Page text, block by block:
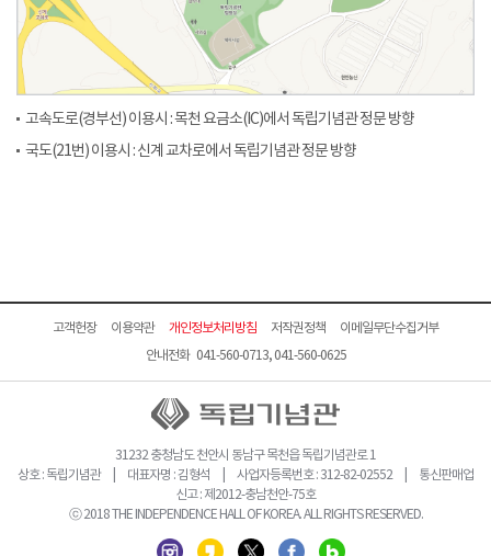
고속도로(경부선) 이용시 : 목천 요금소(IC)에서 독립기념관 정문 방향
국도(21번) 이용시 : 신계 교차로에서 독립기념관 정문 방향
고객헌장 이용약관 개인정보처리방침 저작권정책
이메일무단수집거부
안내전화 041-560-0713, 041-560-0625
31232 충청남도 천안시 동남구 목천읍 독립기념관로 1
상호 : 독립기념관 | 대표자명 : 김형석 | 사업자등록번호 : 312-82-02552 | 통신판매업
신고 : 제2012-충남천안-75호
ⓒ 2018 THE INDEPENDENCE HALL OF KOREA. ALL RIGHTS RESERVED.